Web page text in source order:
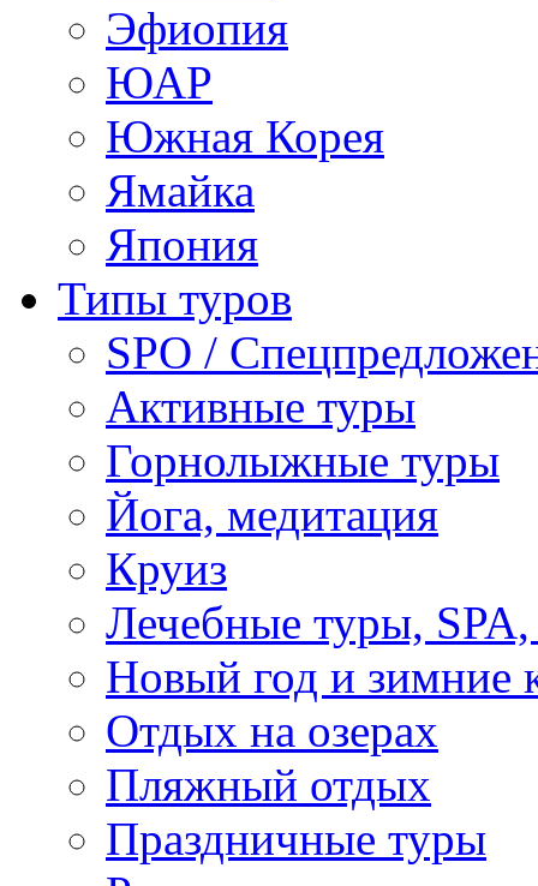
Эфиопия
ЮАР
Южная Корея
Ямайка
Япония
Типы туров
SPO /
Активные туры
Горнолыжные туры
Йога, медитация
Круиз
Лечебные туры, SPA,
Новый год и зимние
Отдых на озерах
Пляжный отдых
Праздничные туры